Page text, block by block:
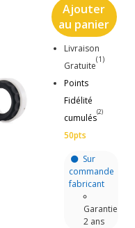
Ajouter
au panier
Livraison
Gratuite
(1)
Points
Fidélité
cumulés
(2)
50pts
Sur
commande
fabricant
Garantie
2 ans